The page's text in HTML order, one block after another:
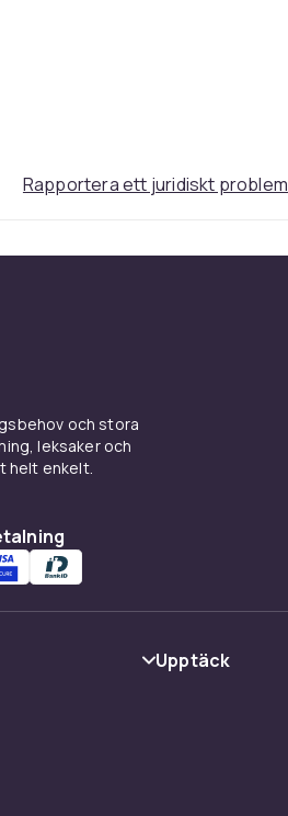
Rapportera ett juridiskt problem
och stora
leksaker och
helt enkelt.
Upptäck